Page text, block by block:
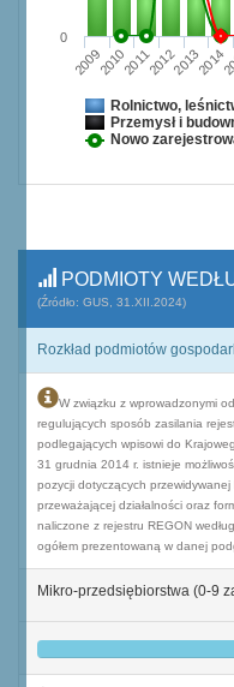
200920102011201220132014
0
Rolnictwo,
Przemysł i
Nowo
PODMIOTY
(Źródło: GUS, 31.XII.2024)
Rozkład podmiotów
W związku z wprowadzonymi
regulujących sposób zasilania
podlegających wpisowi do
31 grudnia 2014 r. istnieje
pozycji dotyczących
przeważającej działalności oraz
naliczone z rejestru REGON
ogółem prezentowaną w danej
Mikro-przedsiębiorstwa (0-9